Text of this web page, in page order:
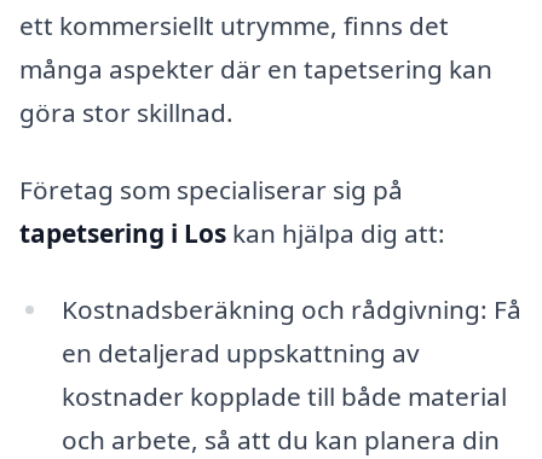
ett kommersiellt utrymme, finns det
många aspekter där en tapetsering kan
göra stor skillnad.
Företag som specialiserar sig på
tapetsering i Los kan hjälpa dig att:
Kostnadsberäkning och rådgivning: Få
en detaljerad uppskattning av
kostnader kopplade till både material
och arbete, så att du kan planera din